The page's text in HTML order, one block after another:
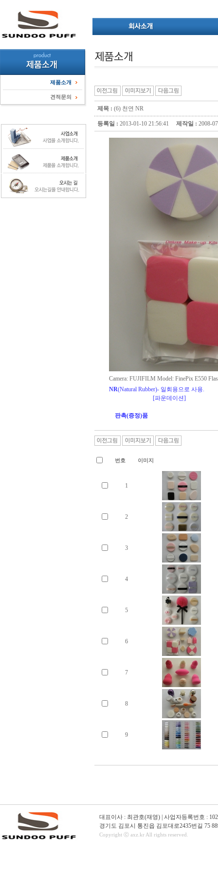
제품소개
견적문의
제목 : (6) 천연 NR
등록일 : 2013-01-10 21:56:41 제작일 : 2008-
Camera: FUJIFILM Model: FinePix E550
NR(Natural Rubber)- 일회용으로 사용.
[파운데이션]
판촉(증정)품
번호 이미지
1
2
3
4
5
6
7
8
9
대표이사 : 최관호(재영) | 사업자등록번호 :
경기도 김포시 통진읍 김포대로2435번길 75
Copyright ⓒ axz.kr All rights reserved.